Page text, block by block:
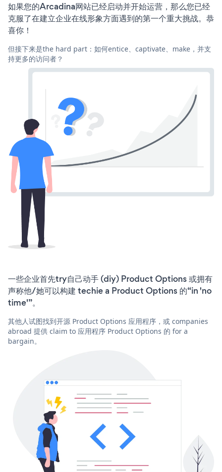
如果您的Arcadina网站已经启动并开始运营，那么您已经
克服了在建立企业在线形象方面遇到的第一个重大挑战。恭
喜你！
但接下来是the hard part：如何entice、captivate、make，并支
持更多的访问者？
一些企业首先try自己动手 (diy) Product Options 或拥有
声称他/她可以构建 techie a Product Options 的“in 'no
time'”。
其他人试图找到开源 Product Options 应用程序，或 companies
abroad 提供 claim to 应用程序 Product Options 的 for a
bargain。